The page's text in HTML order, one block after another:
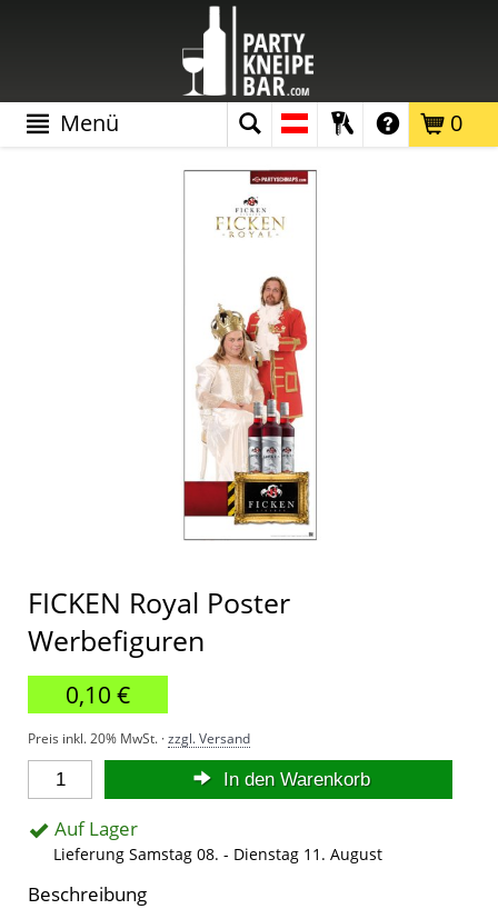
0
Menü
FICKEN Royal Poster
Werbefiguren
0,10 €
Preis inkl. 20% MwSt. ·zzgl. Versand
In den Warenkorb
Auf Lager
Lieferung Samstag 08. - Dienstag 11. August
Beschreibung